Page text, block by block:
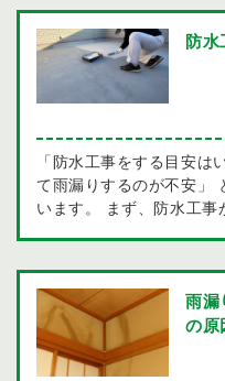
します。 塗装工事とは
壁にペンキや塗料を塗布
た目の美化や劣化防止、
す。 塗装によって、建
ができ、また、紫外線や
ル塗料などがあり、それ
す。 防水工事とは 防水
入するのを防ぐための工
地下室などは水の影響を
されていないと、漏水や
があります。 防水工事
ります ・ウレタン防水…
状の塗膜を形成する工
性に優れたFRP(繊維強化
法 ・シート防水…塩化ビ
防
「防水工事をする目安
て雨漏りするのが不安」
います。 まず、防水工
てはまるかチェックし
ンダなどの勾配が取れず
す。 防水層を劣化させる
ビ・草が発生している 立
く湿度が高い場所にコケ
雨漏
の原